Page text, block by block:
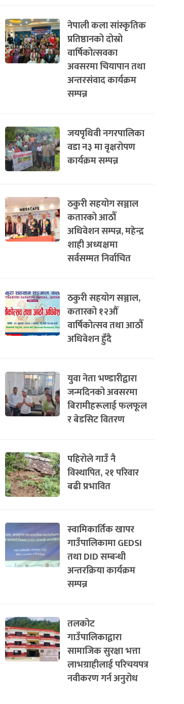
नेपाली कला सांस्कृतिक
प्रतिष्ठानको दोस्रो
वार्षिकोत्सवका
अवसरमा चियापान तथा
अन्तरसंवाद कार्यक्रम
सम्पन्न
जयपृथिवी नगरपालिका
वडा न३ मा वृक्षरोपण
कार्यक्रम सम्पन्न
ठकुरी सहयोग सञ्जाल
कतारको आठौँ
अधिवेशन सम्पन्न, महेन्द्र
शाही अध्यक्षमा
सर्वसम्मत निर्वाचित
ठकुरी सहयोग सञ्जाल,
कतारको १२औँ
वार्षिकोत्सव तथा आठौँ
अधिवेशन हुँदै
युवा नेता भण्डारीद्वारा
जन्मदिनको अवसरमा
बिरामीहरूलाई फलफूल
र बेडसिट वितरण
पहिरोले गाउँ नै
विस्थापित, २१ परिवार
बढी प्रभावित
स्वामिकार्तिक खापर
गाउँपालिकामा GEDSI
तथा DID सम्बन्धी
अन्तरक्रिया कार्यक्रम
सम्पन्न
तलकोट
गाउँपालिकाद्वारा
सामाजिक सुरक्षा भत्ता
लाभग्राहीलाई परिचयपत्र
नवीकरण गर्न अनुरोध